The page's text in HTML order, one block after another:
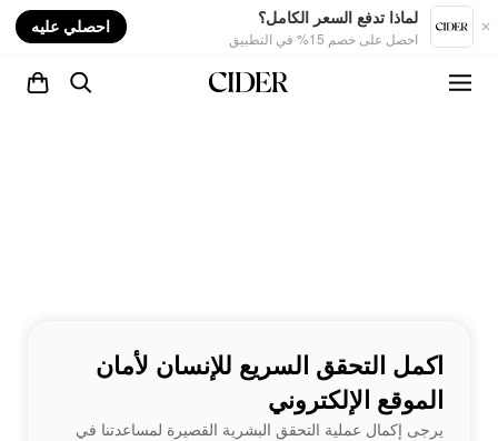
لماذا تدفع السعر الكامل؟
احصل على خصم 15% في التطبيق
احصلي عليه
اكمل التحقق السريع للإنسان لأمان
الموقع الإلكتروني
يرجى إكمال عملية التحقق البشرية القصيرة لمساعدتنا في